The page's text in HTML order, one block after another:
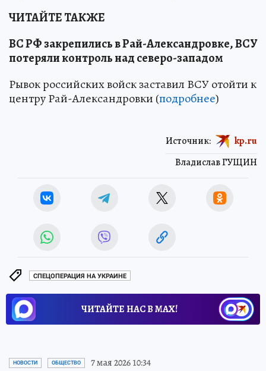
ЧИТАЙТЕ ТАКЖЕ
ВС РФ закрепились в Рай-Александровке, ВСУ
потеряли контроль над северо-западом
Рывок российских войск заставил ВСУ отойти к
центру Рай-Александровки (подробнее)
Владислав ГУЩИН
Источник: kp.ru
СПЕЦОПЕРАЦИЯ НА УКРАИНЕ
ЧИТАЙТЕ НАС В МАХ!
НОВОСТИ ОБЩЕСТВО 7 мая 2026 10:34